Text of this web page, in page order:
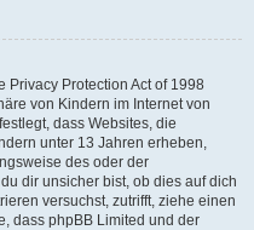
Privacy Protection Act of 1998
von Kindern im Internet von
dass Websites, die
unter 13 Jahren erheben,
des oder der
dir unsicher bist, ob dies auf dich
versuchst, zutrifft, ziehe einen
dass phpBB Limited und der